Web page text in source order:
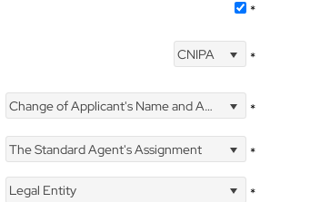
*
CNIPA *
Change of Applicant's Name and Address *
The Standard Agent's Assignment
*
Legal Entity
*